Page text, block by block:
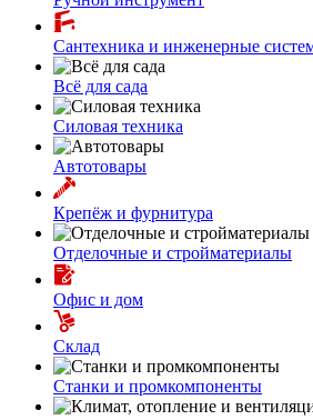
Сантехника и инженерные
Всё для сада
Силовая техника
Автотовары
Крепёж и фурнитура
Отделочные и стройматериалы
Офис и дом
Склад
Станки и промкомпоненты